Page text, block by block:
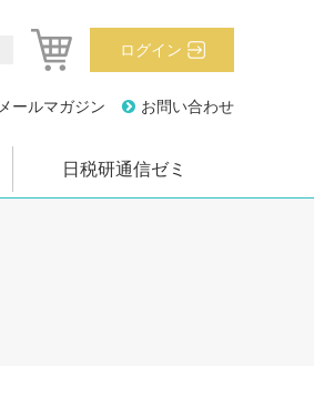
ログイン
メールマガジン お問い合わせ
日税研通信ゼミ